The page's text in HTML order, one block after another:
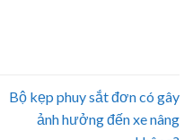
Bộ kẹp phuy sắt đơn có gây
ảnh hưởng đến xe nâng